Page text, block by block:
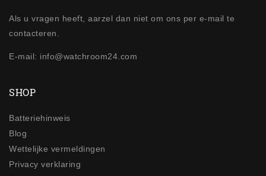
Als u vragen heeft, aarzel dan niet om ons per e-mail te
contacteren.
E-mail: info@watchroom24.com
SHOP
Batteriehinweis
Blog
Wettelijke vermeldingen
Privacy verklaring